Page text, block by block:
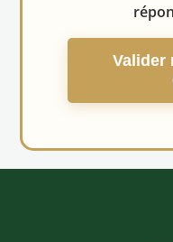
Valider